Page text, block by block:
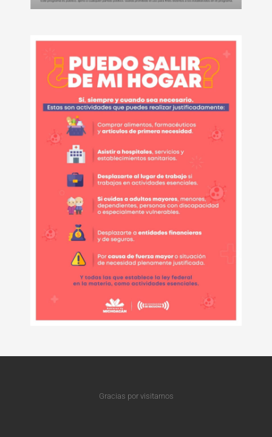
Gracias por visitarnos